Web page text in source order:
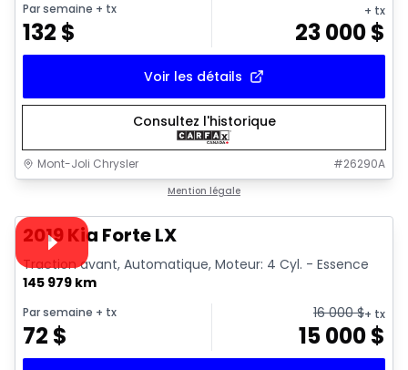
Par semaine + tx
132 $
+ tx
23 000$
Voir les détails
Consultez l'historique
Mont-Joli Chrysler #26290A
Mention légale
Vidéo disponible
2019 Kia Forte LX
Traction avant, Automatique, Moteur: 4 Cyl. - Essence
145 979 km
Par semaine + tx
72 $
16 000$+ tx
15 000$